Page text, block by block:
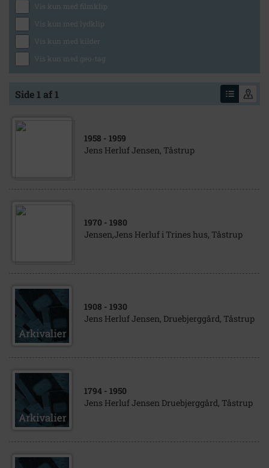
Vis kun med filmklip
Vis kun med lydklip
Vis kun med kilder
Vis kun med geo-tag
Side 1 af 1
1958 - 1959
Jens Herluf Jensen, Tåstrup
1970 - 1980
Jensen,Jens Herluf i Trines hus, Tåstrup
1908 - 1930
Jens Herluf Jensen, Druebjerggård, Tåstrup
1794 - 1950
Jens Herluf Jensen Druebjerggård, Tåstrup